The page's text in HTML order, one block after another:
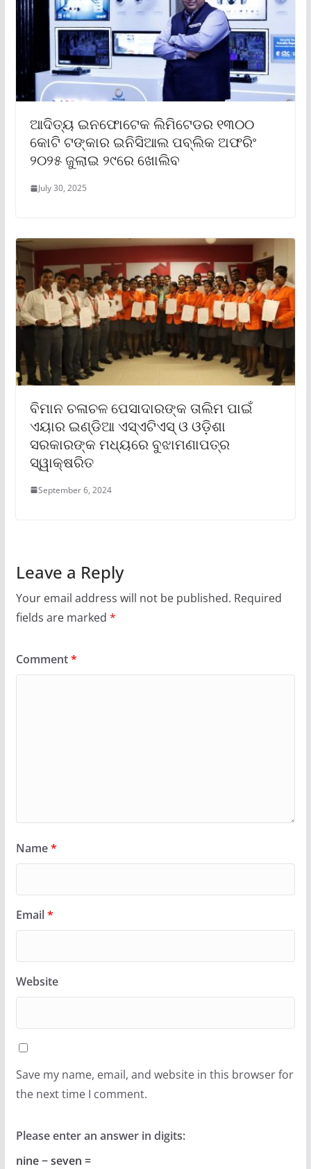
ଆଦିତ୍ୟ ଇନଫୋଟେକ ଲିମିଟେଡର ୧୩୦୦
କୋଟି ଟଙ୍କାର ଇନିସିଆଲ ପବ୍ଲିକ ଅଫରିଂ
୨୦୨୫ ଜୁଲାଇ ୨୯ରେ ଖୋଲିବ
July 30, 2025
ବିମାନ ଚଳାଚଳ ପେସାଦାରଙ୍କ ତାଲିମ ପାଇଁ
ଏୟାର ଇଣ୍ଡିଆ ଏସ୍‌ଏଟିଏସ୍ ଓ ଓଡ଼ିଶା
ସରକାରଙ୍କ ମଧ୍ୟରେ ବୁଝାମଣାପତ୍ର
ସ୍ୱାକ୍ଷରିତ
September 6, 2024
Leave a Reply
Your email address will not be published. Required
fields are marked *
Comment*
Name*
Email*
Website
Save my name, email, and website in this browser for
the next time I comment.
Please enter an answer in digits:
nine − seven =